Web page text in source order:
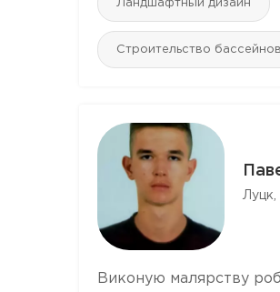
Ландшафтный дизайн
Строительство бассейнов
Луцк,
Виконую малярству